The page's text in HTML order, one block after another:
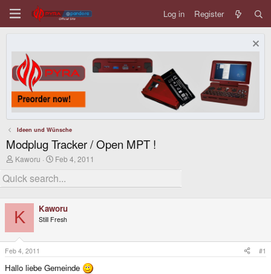
Log in Register
Ideen und Wünsche
Modplug Tracker / Open MPT !
T
r
e
d
s
t
a
r
t
e
r
Kaworu
S
a
r
a
t
Feb 4, 2011
K Kaworu
Still Fresh
Feb 4, 2011 #1
Hallo liebe Gemeinde